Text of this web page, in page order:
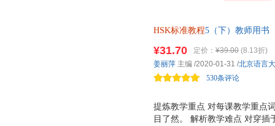
9册。每册分课本、练习册、教
同时，本书附录部分还提供了
但可以帮助学习者顺利通过
语能力和水平。 全书配以大量
HSK标准教程5（下）教师用书
提炼教学重点 对每课教学重点
目了然。 解析教学难点 对穿
¥31.70 定价： ¥39.00 (8.13折)
530条评论
姜丽萍 主编 /2020-01-31 /北京语言